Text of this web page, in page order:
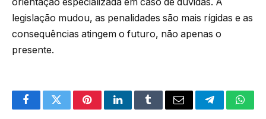
legislação mudou, as penalidades são mais rígidas e as
consequências atingem o futuro, não apenas o
presente.
FacebookTwitterPinterestLinkedInTumblrEmail Telegram